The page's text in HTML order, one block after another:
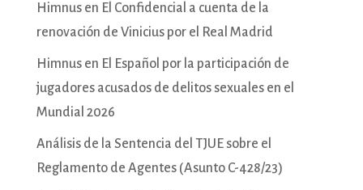
Himnus en El Confidencial a cuenta de la
renovación de Vinicius por el Real Madrid
Himnus en El Español por la participación de
jugadores acusados de delitos sexuales en el
Mundial 2026
Análisis de la Sentencia del TJUE sobre el
Reglamento de Agentes (Asunto C-428/23)